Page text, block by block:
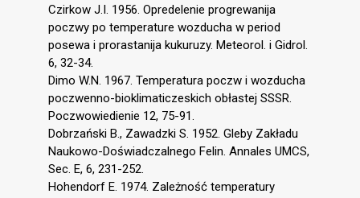
Czirkow J.I. 1956. Opredelenie progrewanija
poczwy po temperature wozducha w period
posewa i prorastanija kukuruzy. Meteorol. i Gidrol.
6, 32-34.
Dimo W.N. 1967. Temperatura poczw i wozducha
poczwenno-bioklimaticzeskich obłastej SSSR.
Poczwowiedienie 12, 75-91.
Dobrzański B., Zawadzki S. 1952. Gleby Zakładu
Naukowo-Doświadczalnego Felin. Annales UMCS,
Sec. E, 6, 231-252.
Hohendorf E. 1974. Zależność temperatury